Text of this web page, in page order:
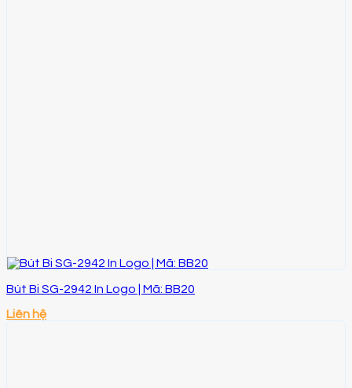
Bút Bi SG-2942 In Logo | Mã: BB20
Liên hệ